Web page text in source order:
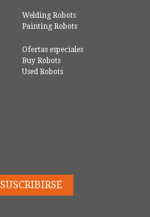
Welding Robots
Painting Robots
Ofertas especiales
Buy Robots
Used Robots
SUSCRIBIRSE